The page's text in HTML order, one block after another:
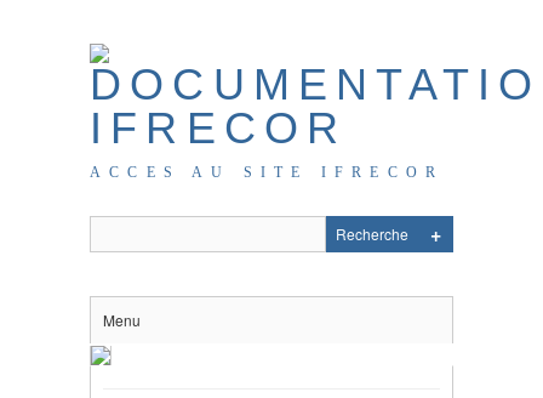
ACCES AU SITE IFRECOR
Menu